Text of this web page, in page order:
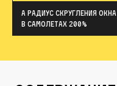
А радиус скругления окна
в самолетах 200%